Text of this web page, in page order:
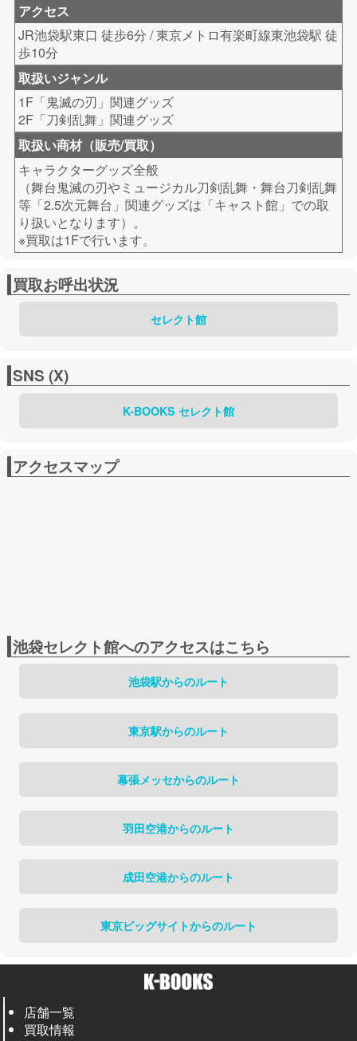
アクセス
JR池袋駅東口 徒歩6分 / 東京メトロ有楽町線東池袋駅 徒
歩10分
取扱いジャンル
1F「鬼滅の刃」関連グッズ
2F「刀剣乱舞」関連グッズ
取扱い商材（販売/買取）
キャラクターグッズ全般
（舞台鬼滅の刃やミュージカル刀剣乱舞・舞台刀剣乱舞
等「2.5次元舞台」関連グッズは「キャスト館」での取
り扱いとなります）。
※買取は1Fで行います。
買取お呼出状況
セレクト館
SNS (X)
K-BOOKS セレクト館
アクセスマップ
池袋セレクト館へのアクセスはこちら
池袋駅からのルート
東京駅からのルート
幕張メッセからのルート
羽田空港からのルート
成田空港からのルート
東京ビッグサイトからのルート
店舗一覧
買取情報